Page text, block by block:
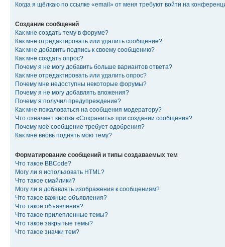
Когда я щёлкаю по ссылке «email» от меня требуют войти на
Создание сообщений
Как мне создать тему в форуме?
Как мне отредактировать или удалить сообщение?
Как мне добавить подпись к своему сообщению?
Как мне создать опрос?
Почему я не могу добавить больше вариантов ответа?
Как мне отредактировать или удалить опрос?
Почему мне недоступны некоторые форумы?
Почему я не могу добавлять вложения?
Почему я получил предупреждение?
Как мне пожаловаться на сообщения модератору?
Что означает кнопка «Сохранить» при создании сообщения?
Почему моё сообщение требует одобрения?
Как мне вновь поднять мою тему?
Форматирование сообщений и типы создаваемых тем
Что такое BBCode?
Могу ли я использовать HTML?
Что такое смайлики?
Могу ли я добавлять изображения к сообщениям?
Что такое важные объявления?
Что такое объявления?
Что такое прилепленные темы?
Что такое закрытые темы?
Что такое значки тем?